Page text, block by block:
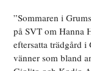
”Sommaren i
på SVT om Hanna
eftersatta trädgård
vänner som bland